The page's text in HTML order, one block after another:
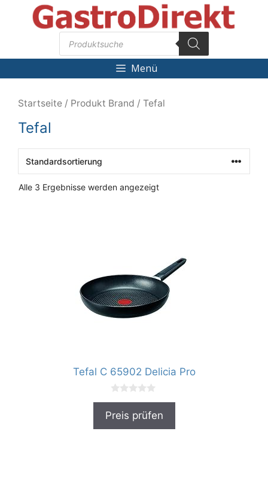
Products
search
Menü
Startseite / Produkt Brand / Tefal
Tefal
Alle 3 Ergebnisse werden angezeigt
Tefal C 65902 Delicia Pro
0
o
Preis prüfen